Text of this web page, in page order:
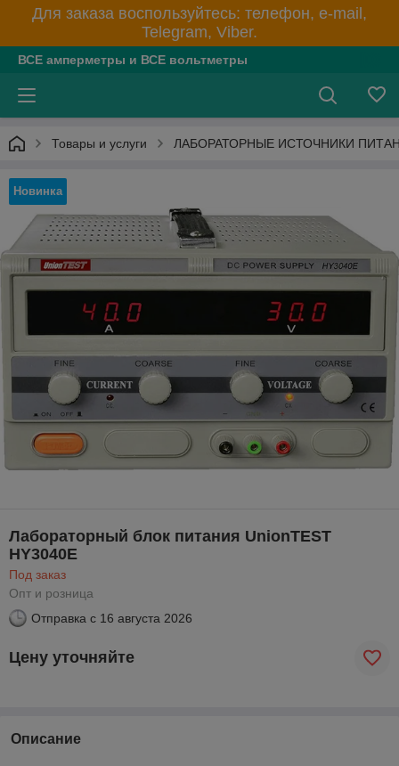
Для заказа воспользуйтесь: телефон, e-mail,
Telegram, Viber.
ВСЕ амперметры и ВСЕ вольтметры
Товары и услуги ЛАБОРАТОРНЫЕ ИСТОЧНИКИ
Новинка
Лабораторный блок питания UnionTEST
HY3040E
Под заказ
Опт и розница
Отправка с 16 августа 2026
Цену уточняйте
Описание